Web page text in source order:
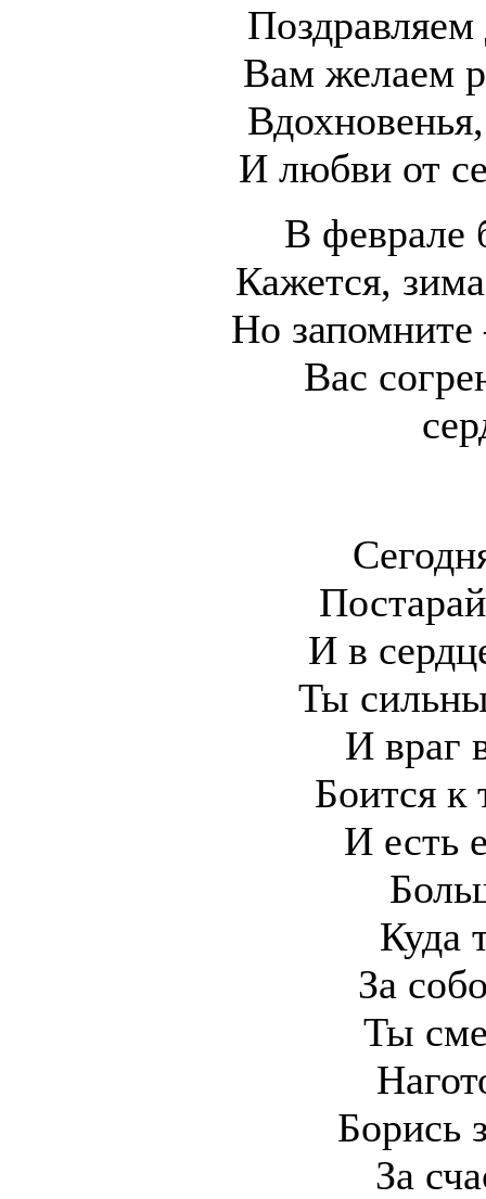
Вам желаем
И любви от
В феврале
Кажется,
Но
Вас
И в
Ты
И враг
Боится к
И есть
Куда
За
Ты
Борись
За